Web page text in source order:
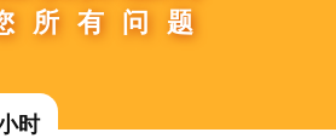
所有问题
时